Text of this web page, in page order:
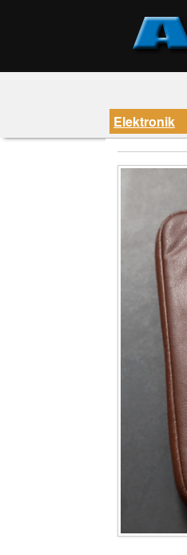
Elektronik